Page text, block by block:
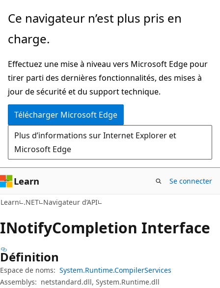
Passer
directement
au
principal
Passer
la
dans
la
page
Ce navigateur n’est plus pris en
charge.
Effectuez une mise à niveau vers Microsoft Edge pour
tirer parti des dernières fonctionnalités, des mises à
jour de sécurité et du support technique.
Télécharger Microsoft Edge
Plus d’informations sur Internet Explorer et
Microsoft Edge
Learn Se connecter
Learn .NET Navigateur d’API
INotifyCompletion Interface
Définition
Espace de noms: System.Runtime.CompilerServices
Assemblys: netstandard.dll, System.Runtime.dll